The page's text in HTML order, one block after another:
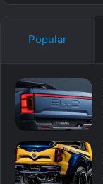
Popular